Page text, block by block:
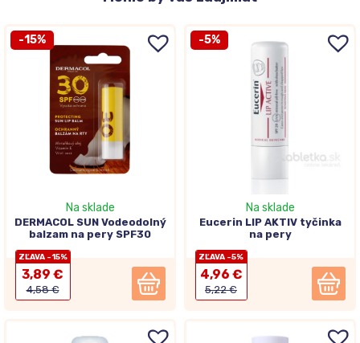
-15%
Na sklade
DERMACOL SUN Vodeodolný
balzam na pery SPF30
ZĽAVA -15%
3,89 €
4,58 €
-5%
Na sklade
Eucerin LIP AKTIV tyčinka
na pery
ZĽAVA -5%
4,96 €
5,22 €